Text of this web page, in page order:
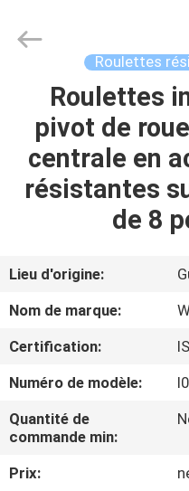
MAISON
PRODUITS
AU
SUJET
NOUS
VISITE
D'USINE
Metal
Roulettes
Roulettes
pivot de
centrale en
résistantes
de 8
Lieu d'origine:
Nom de marque:
Certification:
Numéro de modèle:
Quantité de
commande min:
Prix: